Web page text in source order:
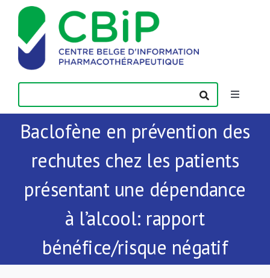
Passer
contenu
Toggle
Actualités
Publications
Contact
Baclofène en prévention des
rechutes chez les patients
présentant une dépendance
à l’alcool: rapport
bénéfice/risque négatif